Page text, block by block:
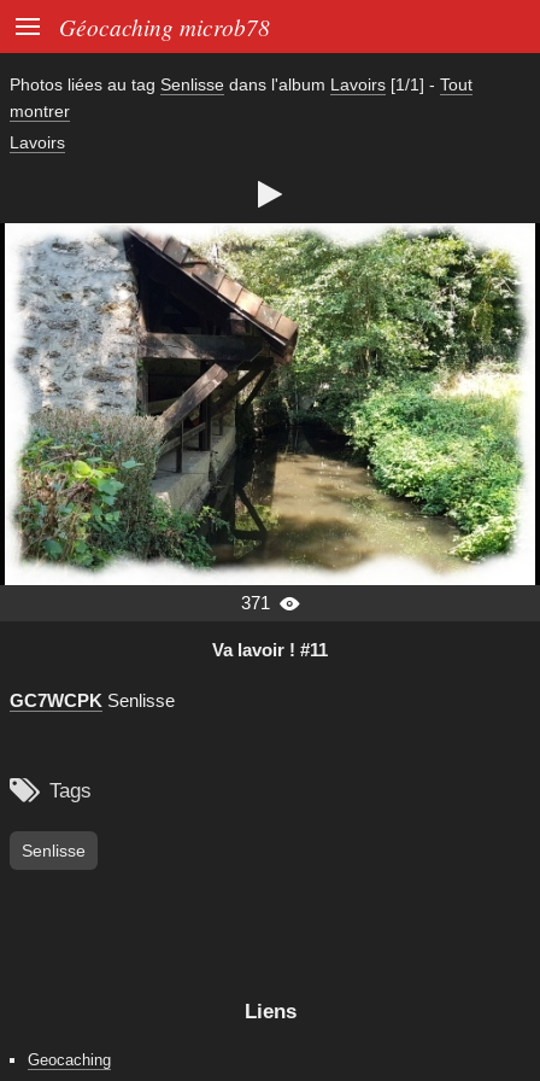
 Géocaching microb78
Photos liées au tag Senlisse dans l'album Lavoirs [1/1] - Tout
montrer
Lavoirs

371 
Va lavoir ! #11
GC7WCPK Senlisse
 Tags
Senlisse
Liens
Geocaching